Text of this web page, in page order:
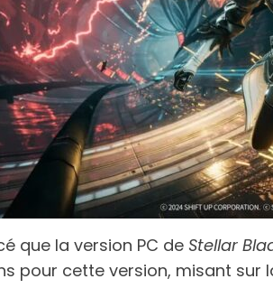
que la version PC de Stellar
pour cette version, misant sur